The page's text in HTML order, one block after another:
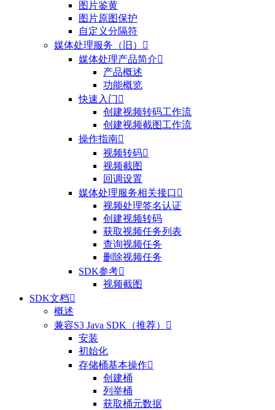
图片鉴黄
图片原图保护
自定义分隔符
媒体处理服务（旧）

媒体处理产品简介
产品概述
功能概览
快速入门 
创建视频转码工作流
创建视频截图工作流
操作指南
视频转码
视频截图
回调设置
媒体处理服务相关接口 
视频处理签名认证
创建视频转码
获取视频任务列表
查询视频任务
删除视频任务
SDK参考
视频截图
SDK文档
概述
兼容S3 Java SDK（推荐）

安装
初始化
存储桶基本操作
创建桶
列举桶
获取桶元数据